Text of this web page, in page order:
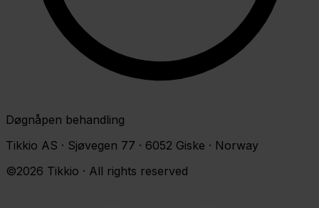
Døgnåpen behandling
Tikkio AS · Sjøvegen 77 · 6052 Giske · Norway
©2026 Tikkio · All rights reserved